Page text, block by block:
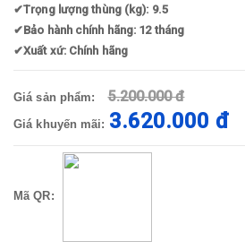
✔Trọng lượng thùng (kg): 9.5
✔Bảo hành chính hãng: 12 tháng
✔Xuất xứ: Chính hãng
Giá sản phẩm: 5.200.000 đ
Giá khuyến mãi: 3.620.000 đ
Mã QR: